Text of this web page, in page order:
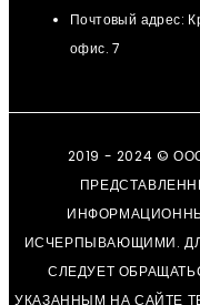
Почтовый адрес:
офис. 7
2019 - 2024 ©
ИСЧЕРПЫВАЮЩИМИ.
СЛЕДУЕТ
УКАЗАННЫМ НА САЙТЕ